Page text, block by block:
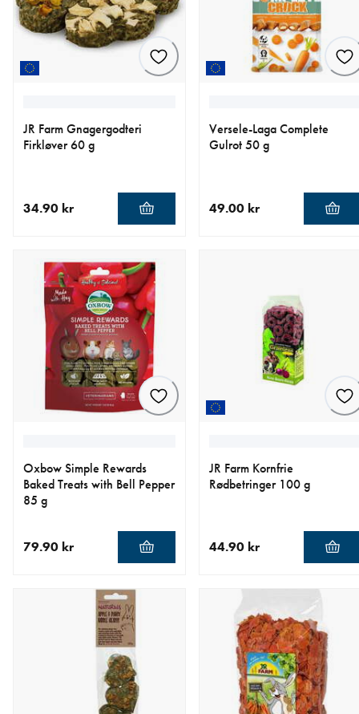
JR Farm Gnagergodteri
Firkløver 60 g
34.90 kr
Versele-Laga Complete
Gulrot 50 g
49.00 kr
Oxbow Simple Rewards
Baked Treats with Bell Pepper
85 g
79.90 kr
JR Farm Kornfrie
Rødbetringer 100 g
44.90 kr